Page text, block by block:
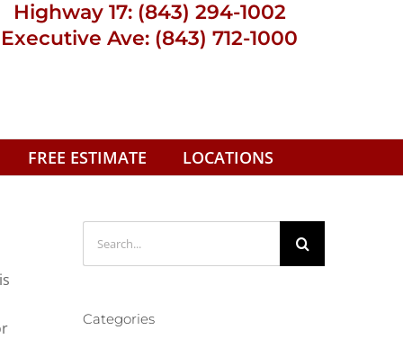
Highway 17: (843) 294-1002
Executive Ave: (843) 712-1000
FREE ESTIMATE LOCATIONS
Categories